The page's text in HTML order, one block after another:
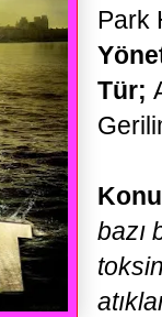
Park
Tür;
bazı